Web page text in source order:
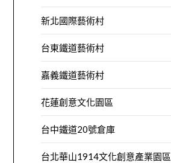
新北國際藝術村
台東鐵道藝術村
嘉義鐵道藝術村
花蓮創意文化園區
台中鐵道20號倉庫
台北華山1914文化創意產業園區